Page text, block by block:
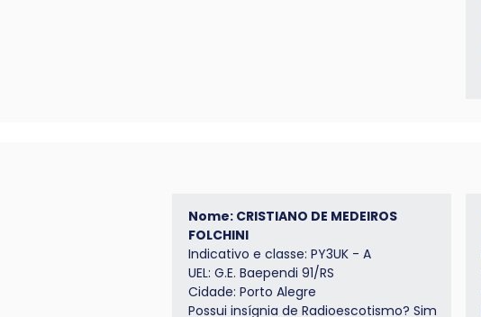
Nome: CRISTIANO DE MEDEIROS
FOLCHINI
Indicativo e classe: PY3UK - A
UEL: G.E. Baependi 91/RS
Cidade: Porto Alegre
Possui insígnia de Radioescotismo? Sim